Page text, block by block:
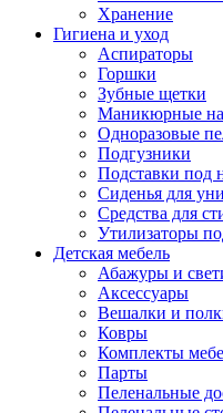
Хранение
Гигиена и уход
Аспираторы
Горшки
Зубные щетки
Маникюрные
Одноразовые
Подгузники
Подставки под
Сиденья для
Средства для
Утилизаторы
Детская мебель
Абажуры и
Аксессуары
Вешалки и
Ковры
Комплекты
Парты
Пеленальные